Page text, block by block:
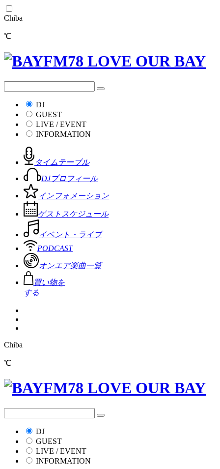
Chiba
℃
DJ
GUEST
LIVE / EVENT
INFORMATION
タイムテーブル
DJプロフィール
インフォメーション
ゲストスケジュール
イベント・ライブ
PODCAST
オンエア楽曲一覧
買い物を
する
Chiba
℃
DJ
GUEST
LIVE / EVENT
INFORMATION